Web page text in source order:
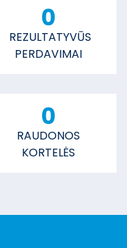
0
REZULTATYVŪS
PERDAVIMAI
0
RAUDONOS
KORTELĖS